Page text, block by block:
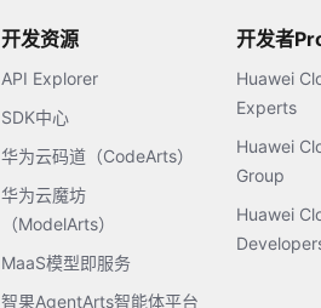
开发资源
API Explorer
SDK中心
华为云码道（CodeArts）
华为云魔坊
（ModelArts）
MaaS模型即服务
智果AgentArts智能体平台
开发者
Huawei
Experts
Huawei
Group
Huawei